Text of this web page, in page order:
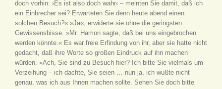
doch vorhin: ›Es ist also doch wahr‹ – meinten Sie damit, daß ich
ein Einbrecher sei? Erwarteten Sie denn heute abend einen
solchen Besuch?« »Ja«, erwiderte sie ohne die geringsten
Gewissensbisse. »Mr. Hamon sagte, daß bei uns eingebrochen
werden könnte.« Es war freie Erfindung von ihr, aber sie hatte nicht
gedacht, daß ihre Worte so großen Eindruck auf ihn machen
würden. »Ach, Sie sind zu Besuch hier? Ich bitte Sie vielmals um
Verzeihung – ich dachte, Sie seien … nun ja, ich wußte nicht
genau, was ich aus Ihnen machen sollte. Sehen Sie doch bitte